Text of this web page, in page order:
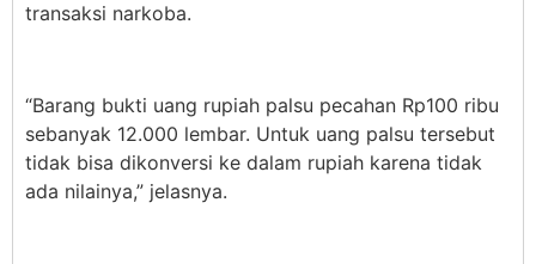
transaksi narkoba.
“Barang bukti uang rupiah palsu pecahan Rp100 ribu
sebanyak 12.000 lembar. Untuk uang palsu tersebut
tidak bisa dikonversi ke dalam rupiah karena tidak
ada nilainya,” jelasnya.